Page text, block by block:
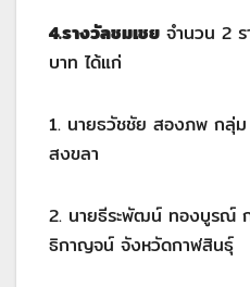
4.รางวัลชมเชย จำนวน 2
บาท ได้แก่
1. นายธวัชชัย สองภพ กลุ่
สงขลา
2. นายธีระพัฒน์ ทองบูรณ์
ธิกาญจน์ จังหวัดกาฬสิ